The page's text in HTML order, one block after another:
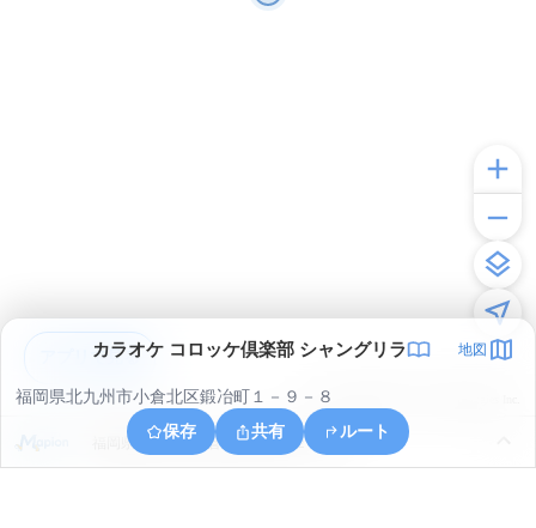
© ONE COMPATH © GeoTechnologies Inc.
カラオケ コロッケ倶楽部 シャングリラ 地図
福岡県北九州市小倉北区鍛冶町１－９－８
保存
共有 ルート
福岡県北九州市小倉北区上富野２丁目３
アプリで見る